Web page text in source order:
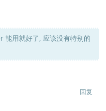
Lv. 14
能用就好了, 应该没有特别的
回复